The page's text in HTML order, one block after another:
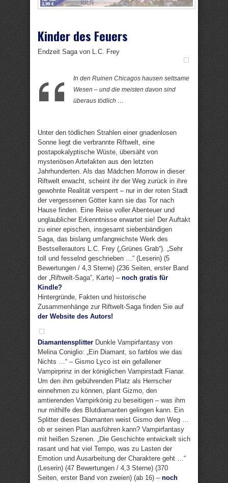
Kinder des Feuers
Endzeit Saga von L.C. Frey
In den Ruinen Chicagos hausen seltsame
Wesen – und die meisten davon sind
überaus tödlich …
Unter den tödlichen Strahlen einer gnadenlosen
Sonne liegt die verbrannte Riftwelt, eine
postapokalyptische Wüste, übersäht von
mysteriösen Artefakten aus den letzten
Jahrhunderten. Als das Mädchen Morrow in dieser
Riftwelt erwacht, scheint ihr der Weg zurück in ihre
gewohnte Realität versperrt – nur in der roten Stadt
der vergessenen Götter kann sie das Tor nach
Hause finden. Eine Reise voller Abenteuer und
unglaublicher Erkenntnisse erwartet sie! Der Auftakt
zu einer epischen, insgesamt siebenbändigen
Saga, das bislang umfangreichste Werk des
Bestsellerautors L.C. Frey („Grünes Grab“). „Sehr
toll und fesselnd geschrieben …“ (Leserin) (5
Bewertungen / 4,3 Sterne) (236 Seiten, erster Band
der „Riftwelt-Saga“, Karte) – noch gratis für
Kindle?
Hintergründe, Fakten und historische
Zusammenhänge zur Riftwelt-Saga finden Sie auf
der Website des Autors!
Diamantensplitter Dunkle Vampirfantasy von
Melina Coniglio: „Ein Diamant, so farblos wie das
Nichts …“ – Gismo Lyco ist ein gefallener
Vampirprinz in der königlichen Vampirstadt Fianar.
Um den ihm gebührenden Platz als Herrscher
einnehmen zu können, plant Gizmo, den
amtierenden Vampirkönig zu beseitigen – was ihm
nur mithilfe des Blutdiamanten gelingen kann. Ein
Splitter dieses Diamanten weist Gismo den Weg …
ob er seinen Plan ausführen kann? Vampirfantasy
mit heißen Szenen. „Die Geschichte entwickelt sich
rasant und hat viel Tempo, was zu Lasten der
Emotion und Ausarbeitung der Charaktere geht …“
(Leserin) (47 Bewertungen / 4,3 Sterne) (370
Seiten, erster Band von zweien) (ab 16) – noch